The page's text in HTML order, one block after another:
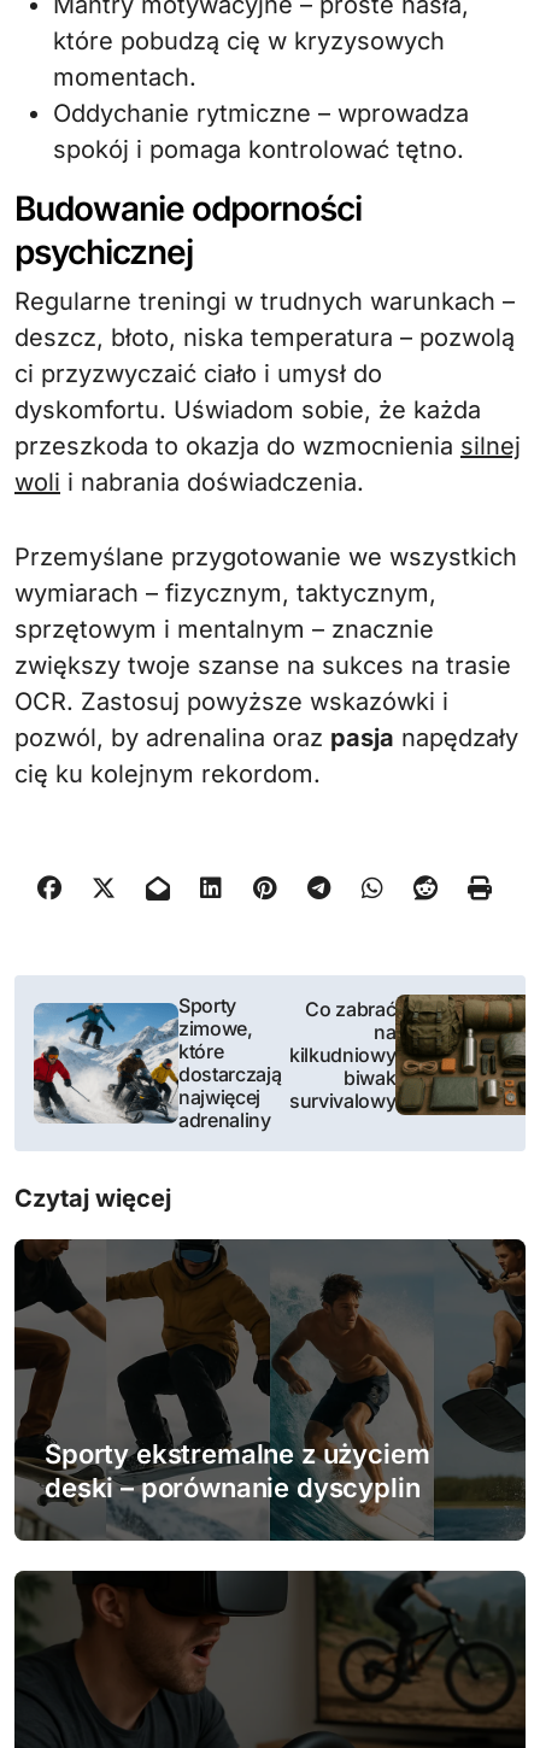
które pobudzą cię w kryzysowych
momentach.
Oddychanie rytmiczne – wprowadza
spokój i pomaga kontrolować tętno.
Budowanie odporności
psychicznej
Regularne treningi w trudnych warunkach –
deszcz, błoto, niska temperatura – pozwolą
ci przyzwyczaić ciało i umysł do
dyskomfortu. Uświadom sobie, że każda
przeszkoda to okazja do wzmocnienia silnej
woli i nabrania doświadczenia.
Przemyślane przygotowanie we wszystkich
wymiarach – fizycznym, taktycznym,
sprzętowym i mentalnym – znacznie
zwiększy twoje szanse na sukces na trasie
OCR. Zastosuj powyższe wskazówki i
pozwól, by adrenalina oraz pasja napędzały
cię ku kolejnym rekordom.
N
w
i
g
a
c
j
a
w
p
i
s
u
Sporty
zimowe,
które
dostarczają
najwięcej
adrenaliny
Co zabrać
na
kilkudniowy
biwak
survivalowy
Czytaj więcej
Sporty ekstremalne z użyciem
deski – porównanie dyscyplin